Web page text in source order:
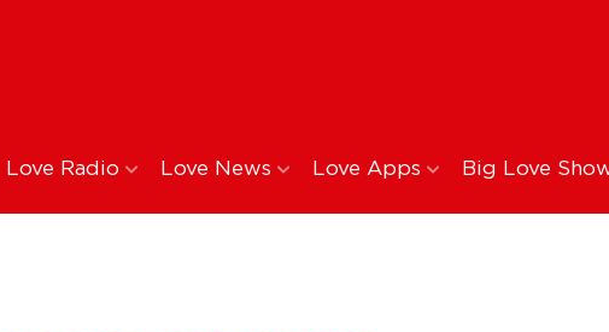
Love Radio Love News Love Apps Big Love